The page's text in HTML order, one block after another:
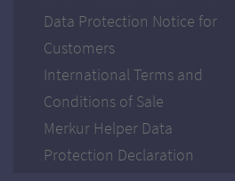
Data Protection Notice for
Customers
International Terms and
Conditions of Sale
Merkur Helper Data
Protection Declaration